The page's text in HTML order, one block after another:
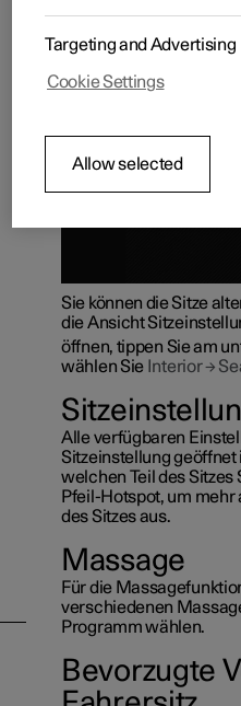
Sie können die Sitze
die Ansicht
öffnen, tippen Sie am
wählen Sie Interior→
Alle verfügbaren
Sitzeinstellung geöffnet
welchen Teil des Sitzes
Pfeil-Hotspot, um mehr
des Sitzes aus.
Massage
Für die
verschiedenen
Programm wählen.
Bevorzugte
Targeting and Advertising
Cookie Settings
Allow selected